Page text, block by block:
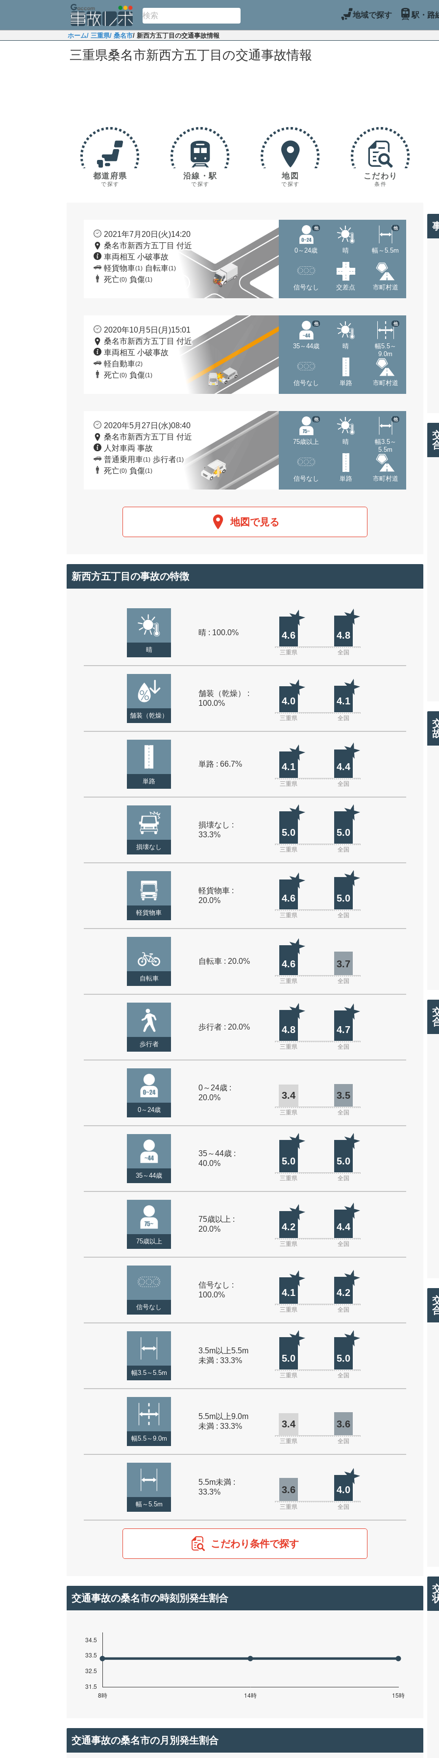
地域で探す 駅・路
ホーム/ 三重県/ 桑名市/ 新西方五丁目の交通事故情報
三重県桑名市新西方五丁目の交通事故情報
都道府県
で探す
沿線・駅
で探す
地図
で探す
こだわり
条件
2021年7月20日(火)14:20
桑名市新西方五丁目 付近
車両相互 小破事故
軽貨物車(1) 自転車(1)
死亡(0) 負傷(1)
0～24歳
他
晴 幅～5.5m
他
信号なし 交差点 市町村道
2020年10月5日(月)15:01
桑名市新西方五丁目 付近
車両相互 小破事故
軽自動車(2)
死亡(0) 負傷(1)
35～44歳
他
晴
幅5.5～
9.0m
他
信号なし 単路 市町村道
2020年5月27日(水)08:40
桑名市新西方五丁目 付近
人対車両 事故
普通乗用車(1) 歩行者(1)
死亡(0) 負傷(1)
75歳以上
他
晴
幅3.5～
5.5m
他
信号なし 単路 市町村道
地図で見る
新西方五丁目の事故の特徴
晴
晴 : 100.0% 4.6 4.8
三重県 全国
舗装（乾燥）
舗装（乾燥） :
100.0%
4.0 4.1
三重県 全国
単路
単路 : 66.7% 4.1 4.4
三重県 全国
損壊なし
損壊なし :
33.3%
5.0 5.0
三重県 全国
軽貨物車
軽貨物車 :
20.0%
4.6 5.0
三重県 全国
自転車
自転車 : 20.0% 4.6 3.7
三重県 全国
歩行者
歩行者 : 20.0% 4.8 4.7
三重県 全国
0～24歳
0～24歳 :
20.0%
3.4 3.5
三重県 全国
35～44歳
35～44歳 :
40.0%
5.0 5.0
三重県 全国
75歳以上
75歳以上 :
20.0%
4.2 4.4
三重県 全国
信号なし
信号なし :
100.0%
4.1 4.2
三重県 全国
幅3.5～5.5m
3.5m以上5.5m
未満 : 33.3%
5.0 5.0
三重県 全国
幅5.5～9.0m
5.5m以上9.0m
未満 : 33.3%
3.4 3.6
三重県 全国
幅～5.5m
5.5m未満 :
33.3%
3.6 4.0
三重県 全国
こだわり条件で探す
交通事故の桑名市の時刻別発生割合
交通事故の桑名市の月別発生割合